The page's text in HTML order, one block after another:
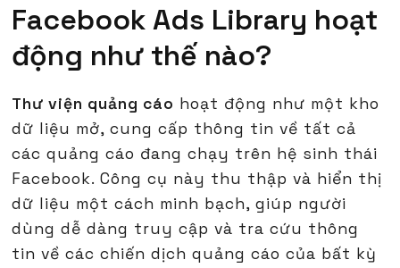
Facebook Ads Library hoạt
động như thế nào?
Thư viện quảng cáo hoạt động như một kho
dữ liệu mở, cung cấp thông tin về tất cả
các quảng cáo đang chạy trên hệ sinh thái
Facebook. Công cụ này thu thập và hiển thị
dữ liệu một cách minh bạch, giúp người
dùng dễ dàng truy cập và tra cứu thông
tin về các chiến dịch quảng cáo của bất kỳ